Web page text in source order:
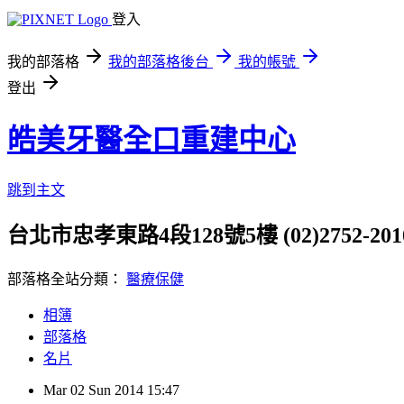
登入
我的部落格 我的部落格後台
我的帳號
登出
皓美牙醫全口重建中心
跳到主文
台北市忠孝東路4段128號5樓 (02)2752-
部落格全站分類： 醫療保健
相簿
部落格
名片
Mar 02 Sun 2014 15:47